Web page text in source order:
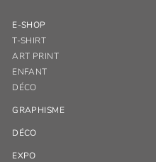
E-SHOP
T-SHIRT
ART PRINT
ENFANT
DÉCO
GRAPHISME
DÉCO
EXPO